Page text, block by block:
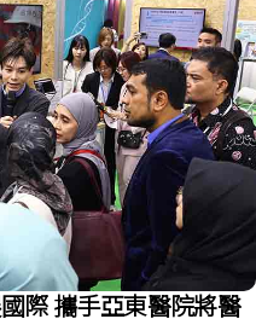
際 攜手亞東醫院將醫